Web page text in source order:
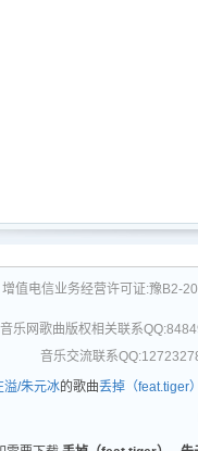
眼睛
的类型
增值电信业务经营许可证:豫B2-
乐网歌曲版权相关联系
音乐交流联系
溢/朱元冰的歌曲丢掉（feat.tiger